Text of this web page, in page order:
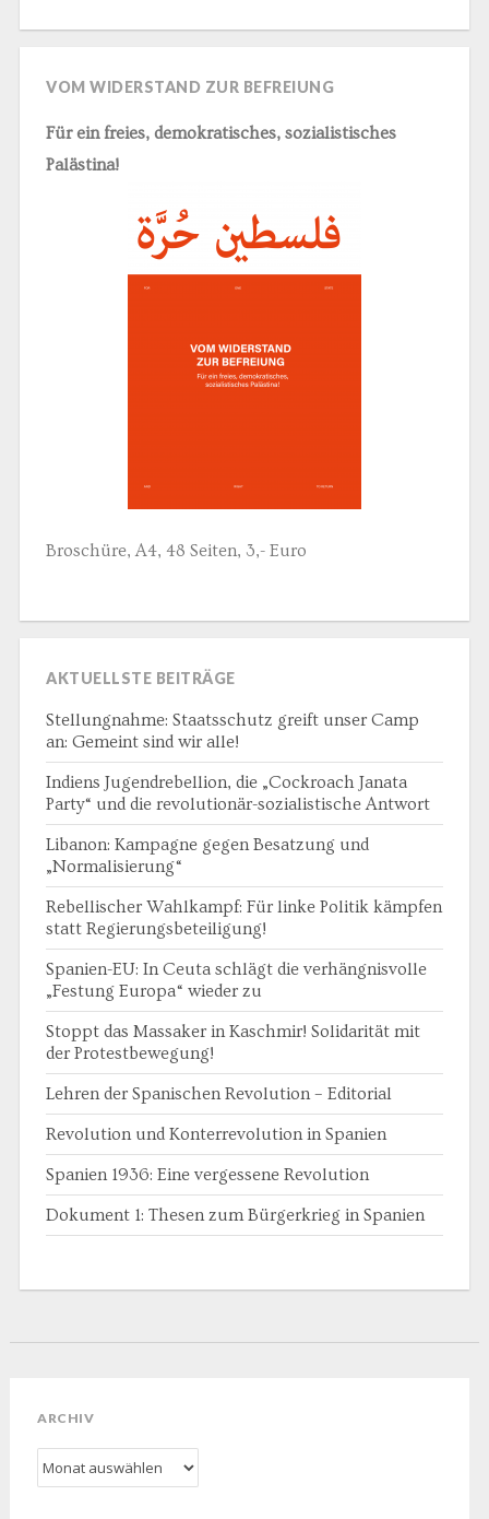
VOM WIDERSTAND ZUR BEFREIUNG
Für ein freies, demokratisches, sozialistisches
Palästina!
Broschüre, A4, 48 Seiten, 3,- Euro
AKTUELLSTE BEITRÄGE
Stellungnahme: Staatsschutz greift unser Camp
an: Gemeint sind wir alle!
Indiens Jugendrebellion, die „Cockroach Janata
Party“ und die revolutionär-sozialistische Antwort
Libanon: Kampagne gegen Besatzung und
„Normalisierung“
Rebellischer Wahlkampf: Für linke Politik kämpfen
statt Regierungsbeteiligung!
Spanien-EU: In Ceuta schlägt die verhängnisvolle
„Festung Europa“ wieder zu
Stoppt das Massaker in Kaschmir! Solidarität mit
der Protestbewegung!
Lehren der Spanischen Revolution – Editorial
Revolution und Konterrevolution in Spanien
Spanien 1936: Eine vergessene Revolution
Dokument 1: Thesen zum Bürgerkrieg in Spanien
ARCHIV
Archiv